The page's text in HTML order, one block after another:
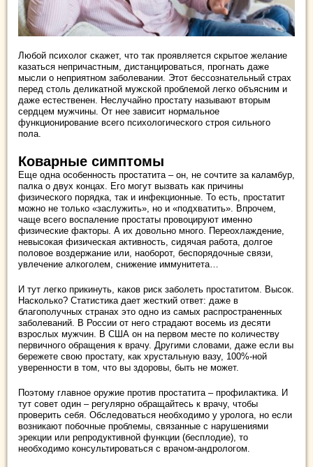
Любой психолог скажет, что так проявляется скрытое желание
казаться непричастным, дистанцироваться, прогнать даже
мысли о неприятном заболевании. Этот бессознательный страх
перед столь деликатной мужской проблемой легко объясним и
даже естественен. Неслучайно простату называют вторым
сердцем мужчины. От нее зависит нормальное
функционирование всего психологического строя сильного
пола.
Коварные симптомы
Еще одна особенность простатита – он, не сочтите за каламбур,
палка о двух концах. Его могут вызвать как причины
физического порядка, так и инфекционные. То есть, простатит
можно не только «заслужить», но и «подхватить». Впрочем,
чаще всего воспаление простаты провоцируют именно
физические факторы. А их довольно много. Переохлаждение,
невысокая физическая активность, сидячая работа, долгое
половое воздержание или, наоборот, беспорядочные связи,
увлечение алкоголем, снижение иммунитета…
И тут легко прикинуть, каков риск заболеть простатитом. Высок.
Насколько? Статистика дает жесткий ответ: даже в
благополучных странах это одно из самых распространенных
заболеваний. В России от него страдают восемь из десяти
взрослых мужчин. В США он на первом месте по количеству
первичного обращения к врачу. Другими словами, даже если вы
бережете свою простату, как хрустальную вазу, 100%-ной
уверенности в том, что вы здоровы, быть не может.
Поэтому главное оружие против простатита – профилактика. И
тут совет один – регулярно обращайтесь к врачу, чтобы
проверить себя. Обследоваться необходимо у уролога, но если
возникают побочные проблемы, связанные с нарушениями
эрекции или репродуктивной функции (бесплодие), то
необходимо консультироваться с врачом-андрологом.